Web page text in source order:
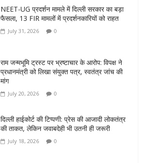
NEET-UG प्रदर्शन मामले में दिल्ली सरकार का बड़ा
फैसला, 13 FIR मामलों में प्रदर्शनकारियों को राहत
July 31, 2026 0
राम जन्मभूमि ट्रस्ट पर भ्रष्टाचार के आरोप: विपक्ष ने
प्रधानमंत्री को लिखा संयुक्त पत्र, स्वतंत्र जांच की
मांग
July 20, 2026 0
दिल्ली हाईकोर्ट की टिप्पणी: प्रेस की आजादी लोकतंत्र
की ताकत, लेकिन जवाबदेही भी उतनी ही जरूरी
July 18, 2026 0